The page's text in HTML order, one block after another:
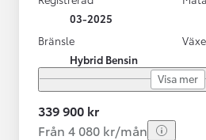
03-2025
Bränsle
Hybrid Bensin
Visa mer
339 900 kr
Från 4 080 kr/mån